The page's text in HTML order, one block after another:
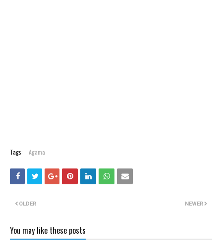
Tags: Agama
NEWER
OLDER
You may like these posts